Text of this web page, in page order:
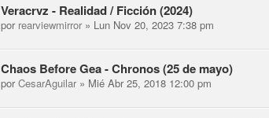
Veracrvz - Realidad / Ficción (2024)
por rearviewmirror » Lun Nov 20, 2023 7:38 pm
Chaos Before Gea - Chronos (25 de mayo)
porCesarAguilar » Mié Abr 25, 2018 12:00 pm